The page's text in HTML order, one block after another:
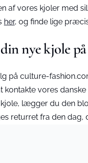
af vores kjoler med
her, og finde lige
nye kjole
på culture-
vores
lægger du den
returret fra den